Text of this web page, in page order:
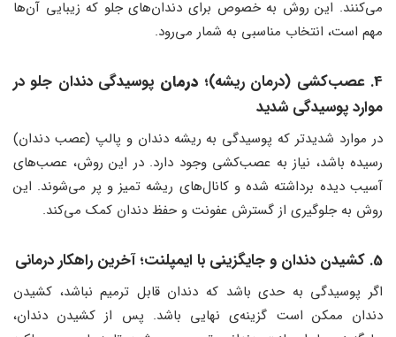
می‌کنند. این روش به خصوص برای دندان‌های جلو که زیبایی آن‌ها
مهم است، انتخاب مناسبی به شمار می‌رود.
4. عصب‌کشی (درمان ریشه) ؛ درمان پوسیدگی دندان جلو در
موارد پوسیدگی شدید
در موارد شدیدتر که پوسیدگی به ریشه دندان و پالپ (عصب دندان)
رسیده باشد، نیاز به عصب‌کشی وجود دارد. در این روش، عصب‌های
آسیب دیده برداشته شده و کانال‌های ریشه تمیز و پر می‌شوند. این
روش به جلوگیری از گسترش عفونت و حفظ دندان کمک می‌کند.
5. کشیدن دندان و جایگزینی با ایمپلنت؛ آخرین راهکار درمانی
اگر پوسیدگی به حدی باشد که دندان قابل ترمیم نباشد، کشیدن
دندان ممکن است گزینه‌ی نهایی باشد. پس از کشیدن دندان،